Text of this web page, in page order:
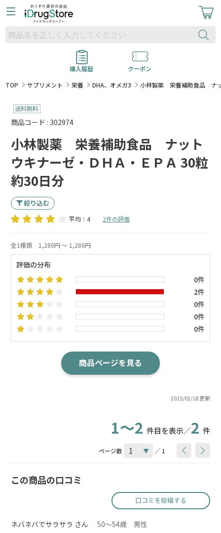
購入履歴
クーポン
TOP
サプリメント 栄養 DHA、オメガ3 小林製薬 栄養補助食品 ナ
商品コード : 302974
小林製薬 栄養補助食品 ナット
ウキナーゼ・ＤＨＡ・ＥＰＡ 30粒
約30日分
絞り込む
平均：4 2件の評価
2015/02/18 更新
全1種類 1,280円 ～ 1,280円
評価の分布
0件
2件
0件
0件
0件
商品ページを見る
1～2 件目を表示／2 件
ページ数 ／ 1
この商品の口コミ
口コミを投稿する
ネバネバでサラサラ さん 50～54歳 男性